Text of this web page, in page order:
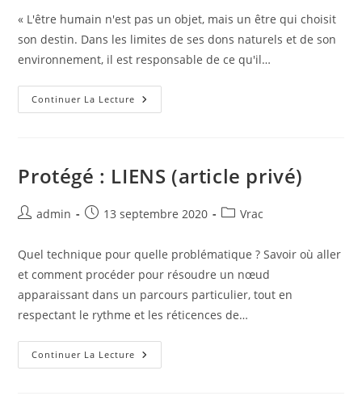
« L'être humain n'est pas un objet, mais un être qui choisit
son destin. Dans les limites de ses dons naturels et de son
environnement, il est responsable de ce qu'il…
Continuer La Lecture Il
N’y
Patient-
Objet
Thérapeute-
Technicien
Protégé : LIENS (article privé)
Auteur/autrice
la
publication :
admin
Publication
13 septembre 2020
PostVrac
Quel technique pour quelle problématique ? Savoir où aller
et comment procéder pour résoudre un nœud
apparaissant dans un parcours particulier, tout en
respectant le rythme et les réticences de…
Continuer La Lecture Protégé :
LIENS